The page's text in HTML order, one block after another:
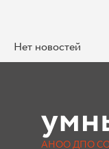
Нет новостей
АНОО ДПО